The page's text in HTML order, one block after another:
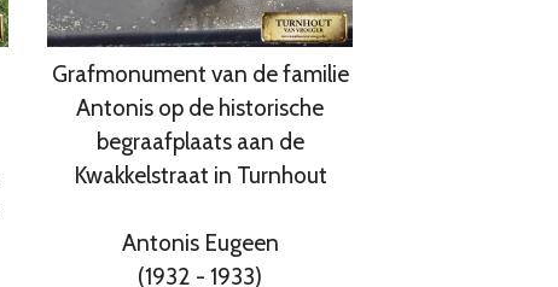
Grafmonument van de familie
Antonis op de historische
begraafplaats aan de
Kwakkelstraat in Turnhout
Antonis Eugeen
(1932 - 1933)